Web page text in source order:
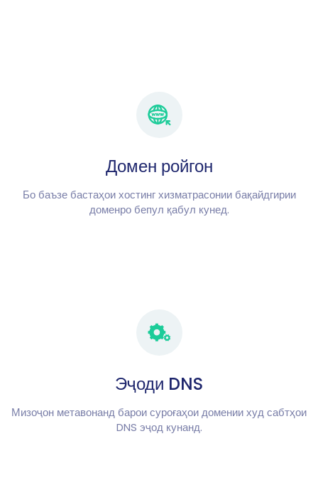
Домен ройгон
Бо баъзе бастаҳои хостинг хизматрасонии бақайдгирии
доменро бепул қабул кунед.
Эҷоди DNS
Мизоҷон метавонанд барои суроғаҳои домении худ сабтҳои
DNS эҷод кунанд.